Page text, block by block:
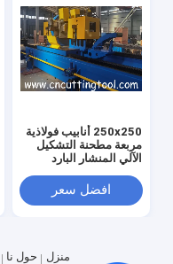
250x250 أنابيب فولاذية
مربعة مطحنة التشكيل
الآلي المنشار البارد
افضل سعر
منزل حول نا